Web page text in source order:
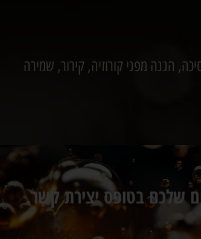
הגנה מפני קורוזיה, קירור, שמירה
שלכם בטופס יצירת קשר.